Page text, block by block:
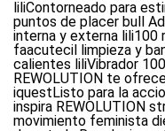
liliContorneado para
puntos de placer bull
interna y externa lili100
faacutecil limpieza y
calientes liliVibrador
REWOLUTION te
iquestListo para la
inspira REWOLUTION
movimiento feminista